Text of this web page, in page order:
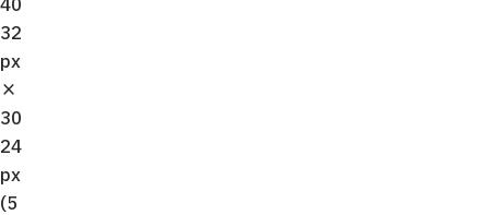
40
32
px
×
30
24
px
(5